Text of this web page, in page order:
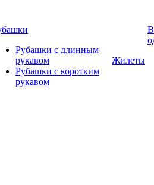
Рубашки с длинным
рукавом
Рубашки с коротким
рукавом
Жилеты